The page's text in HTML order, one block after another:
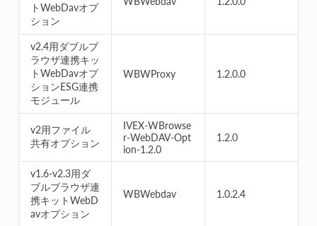
トWebDavオプ
ション
v2.4用ダブルブ
ラウザ連携キッ
トWebDavオプ
ションESG連携
モジュール
WBWProxy 1.2.0.0
v2用ファイル
共有オプション
IVEX-WBrowse
r-WebDAV-Opt
ion-1.2.0
1.2.0
v1.6-v2.3用ダ
ブルブラウザ連
携キットWebD
avオプション
WBWebdav 1.0.2.4